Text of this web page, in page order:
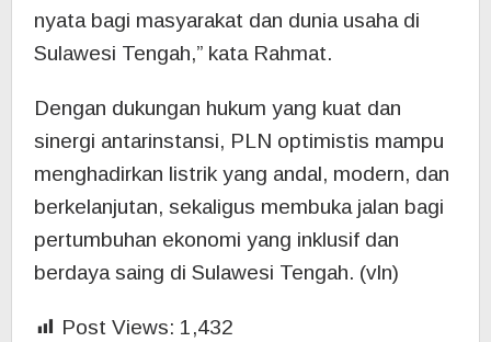
nyata bagi masyarakat dan dunia usaha di
Sulawesi Tengah,” kata Rahmat.
Dengan dukungan hukum yang kuat dan
sinergi antarinstansi, PLN optimistis mampu
menghadirkan listrik yang andal, modern, dan
berkelanjutan, sekaligus membuka jalan bagi
pertumbuhan ekonomi yang inklusif dan
berdaya saing di Sulawesi Tengah. (vln)
Post Views: 1,432